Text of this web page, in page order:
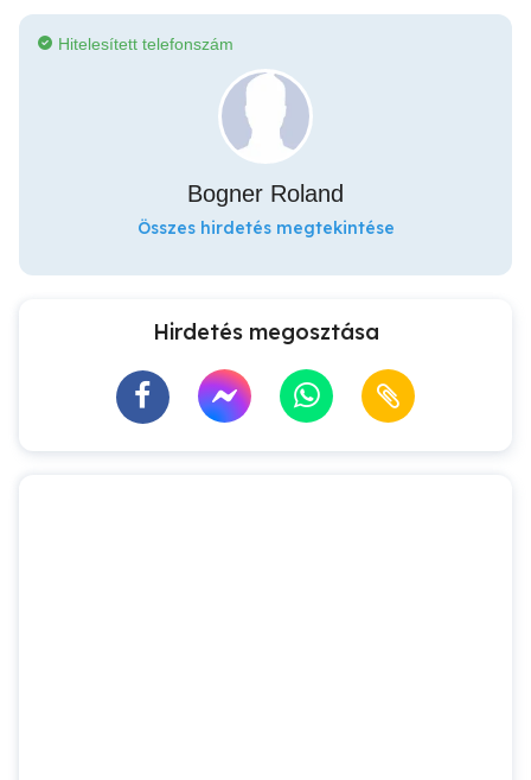
Hitelesített telefonszám
Bogner Roland
Összes hirdetés megtekintése
Hirdetés megosztása